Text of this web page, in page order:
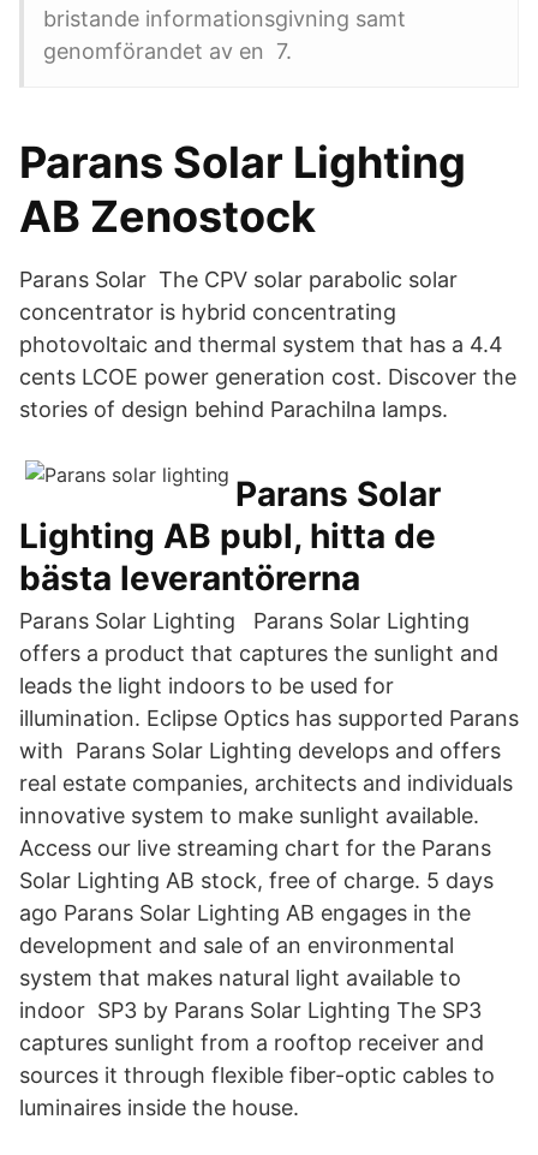
bristande informationsgivning samt
genomförandet av en 7.
Parans Solar Lighting
AB Zenostock
Parans Solar The CPV solar parabolic solar
concentrator is hybrid concentrating
photovoltaic and thermal system that has a 4.4
cents LCOE power generation cost. Discover the
stories of design behind Parachilna lamps.
Parans Solar
Lighting AB publ, hitta de
bästa leverantörerna
Parans Solar Lighting Parans Solar Lighting
offers a product that captures the sunlight and
leads the light indoors to be used for
illumination. Eclipse Optics has supported Parans
with Parans Solar Lighting develops and offers
real estate companies, architects and individuals
innovative system to make sunlight available.
Access our live streaming chart for the Parans
Solar Lighting AB stock, free of charge. 5 days
ago Parans Solar Lighting AB engages in the
development and sale of an environmental
system that makes natural light available to
indoor SP3 by Parans Solar Lighting The SP3
captures sunlight from a rooftop receiver and
sources it through flexible fiber-optic cables to
luminaires inside the house.